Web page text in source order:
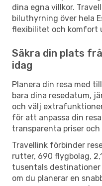
dina egna villkor.
biluthyrning över hela
flexibilitet och komfort
Säkra din plats
idag
Planera din resa med
bara dina resedatum,
och välj
för att anpassa din
transparenta priser och
Travellink förbinder
rutter, 690 flygbolag,
tusentals destinationer
om du planerar en